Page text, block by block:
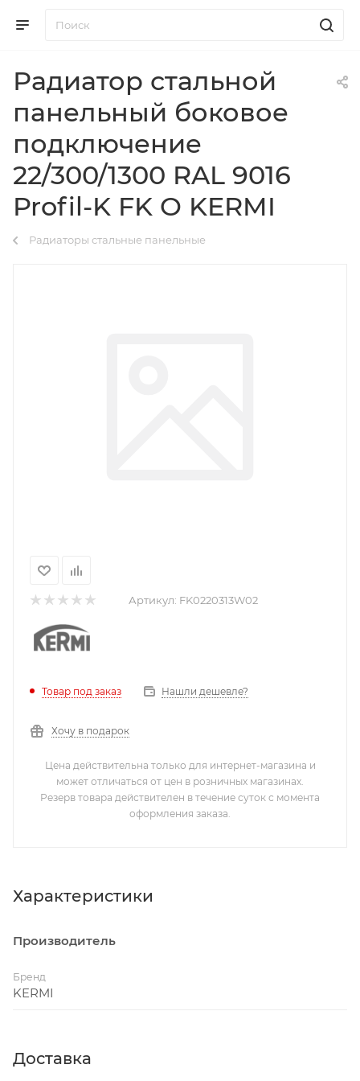
Радиатор стальной
панельный боковое
подключение
22/300/1300 RAL 9016
Profil-K FK O KERMI
Радиаторы стальные панельные
Артикул: FK0220313W02
Товар под заказ Нашли дешевле?
Хочу в подарок
Цена действительна только для интернет-магазина и
может отличаться от цен в розничных магазинах.
Резерв товара действителен в течение суток с момента
оформления заказа.
Характеристики
Производитель
Бренд
KERMI
Доставка